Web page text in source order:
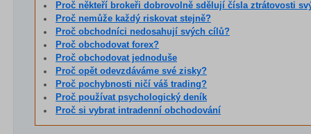
Proč někteří brokeři dobrovolně sdělují čísla ztrátovosti
Proč nemůže každý riskovat stejně?
Proč obchodníci nedosahují svých cílů?
Proč obchodovat forex?
Proč obchodovat jednoduše
Proč opět odevzdáváme své zisky?
Proč pochybnosti ničí váš trading?
Proč používat psychologický deník
Proč si vybrat intradenní obchodování